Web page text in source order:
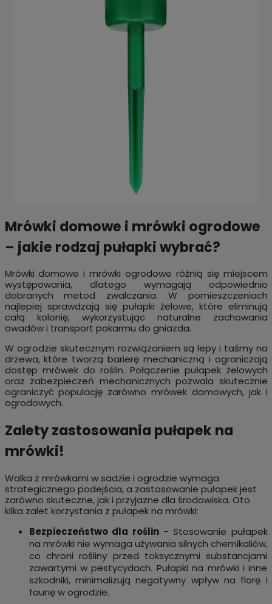
Mrówki domowe i mrówki ogrodowe
– jakie rodzaj pułapki wybrać?
Mrówki domowe i mrówki ogrodowe różnią się miejscem
występowania, dlatego wymagają odpowiednio
dobranych metod zwalczania. W pomieszczeniach
najlepiej sprawdzają się pułapki żelowe, które eliminują
całą kolonię, wykorzystując naturalne zachowania
owadów i transport pokarmu do gniazda.
W ogrodzie skutecznym rozwiązaniem są lepy i taśmy na
drzewa, które tworzą barierę mechaniczną i ograniczają
dostęp mrówek do roślin. Połączenie pułapek żelowych
oraz zabezpieczeń mechanicznych pozwala skutecznie
ograniczyć populację zarówno mrówek domowych, jak i
ogrodowych.
Zalety zastosowania pułapek na
mrówki!
Walka z mrówkami w sadzie i ogrodzie wymaga
strategicznego podejścia, a zastosowanie pułapek jest
zarówno skuteczne, jak i przyjazne dla środowiska. Oto
kilka zalet korzystania z pułapek na mrówki:
Bezpieczeństwo dla roślin - Stosowanie pułapek
na mrówki nie wymaga używania silnych chemikaliów,
co chroni rośliny przed toksycznymi substancjami
zawartymi w pestycydach. Pułapki na mrówki i inne
szkodniki, minimalizują negatywny wpływ na florę i
faunę w ogrodzie.